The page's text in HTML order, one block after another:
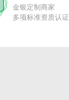
金银定制商家
多项标准资质认证